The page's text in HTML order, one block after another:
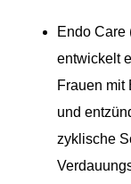
Endo Care
entwickelt
Frauen mit
und
zyklische